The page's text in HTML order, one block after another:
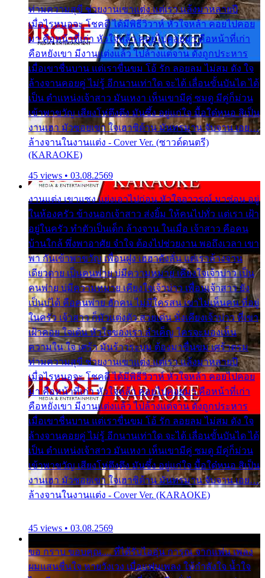
ท่ามความสุขี ช่วยงานเขาแต่ง แต่เรา แล้งมาหลายปี
เมื่อไรหนอจะ โชคดี ได้มีพิธีวิวาห์ หัวใจหล้า คอยไปคอย
มา คือหน้าที่เก่า หัวใจหล้า คอยไปคอยมา คือหน้าที่เก่า
คือหยังเขา มีงานแต่งแล้ว ไปล้างแต่จาน ดั่งถูกประหาร
เมื่อเขาชื่นบาน แต่เราขื่นขม โอ้ รัก ลอยลม ไม่สม ดัง ใจ
ล้างจานคอยคู่ ไม่รู้ อีกนานเท่าใด จะได้ เลื่อนขั้นบันได ได้
เป็น ตำแหน่งเจ้าสาว มันเหงา เห็นเขามีคู่ ซมดู มีคู่ก็ม่วน
เข้าพาขวัญ เสียงโห่ตึงตึง มันซึ้ง อยู่แก่ใจ มื้อใด๋หนอ สิเป็น
งานเฮา มัวซอยเขา ใจเฮาซิด้าน มันทรมาน จับจาน เอย…
ล้างจานในงานแต่ง - Cover Ver. (ซาวด์ดนตรี)
(KARAOKE)
45 views • 03.08.2569
งานแต่ง เขาแซง แย่งเอาไปก่อน หัวใจอาวรณ์ มาซ่อน อยู่
ในห้องครัว ข้างนอกเจ้าสาว ส่งยิ้ม ให้คนไปทั่ว แต่เรา เฝ้า
อยู่ในครัว ทำตัวเป็นเด็ก ล้างจาน ในเมื่อ เจ้าสาว คือคน
บ้านใกล้ พึ่งพาอาศัย จำใจ ต้องไปช่วยงาน พอถึงเวลา เขา
พา กันเข้าพาขวัญ เพื่อนฝูง เฮฮาดังลั่น แต่เราล้างจาน
เดียวดาย เป็นคนพ่าย บ่มีความหมาย เคียงใจเจ้าบ่าว เป็น
คนพ่าย บ่มีความหมาย เคียงใจเจ้าบ่าว เพื่อนเจ้าสาว ยัง
เป็นบ่ได้ คือคนพ่าย ฮักคน ไม่มีใครสน เขาไม่เห็นคน ที่อยู่
ในครัว เจ้าสาว ก็มัวแต่งตัว สวยเด่น นั่งเคียงเจ้าบ่าว ที่เขา
เฝ้าคอย ใจเต้น หัวใจของเรา ลำเค็ญ ใครจะมองเห็น
ความใน ใจ เศร้า มันร้าวระบม ต้องมาขื่นขม เศร้าตรม
ท่ามความสุขี ช่วยงานเขาแต่ง แต่เรา แล้งมาหลายปี
เมื่อไรหนอจะ โชคดี ได้มีพิธีวิวาห์ หัวใจหล้า คอยไปคอย
มา คือหน้าที่เก่า หัวใจหล้า คอยไปคอยมา คือหน้าที่เก่า
คือหยังเขา มีงานแต่งแล้ว ไปล้างแต่จาน ดั่งถูกประหาร
เมื่อเขาชื่นบาน แต่เราขื่นขม โอ้ รัก ลอยลม ไม่สม ดัง ใจ
ล้างจานคอยคู่ ไม่รู้ อีกนานเท่าใด จะได้ เลื่อนขั้นบันได ได้
เป็น ตำแหน่งเจ้าสาว มันเหงา เห็นเขามีคู่ ซมดู มีคู่ก็ม่วน
เข้าพาขวัญ เสียงโห่ตึงตึง มันซึ้ง อยู่แก่ใจ มื้อใด๋หนอ สิเป็น
งานเฮา มัวซอยเขา ใจเฮาซิด้าน มันทรมาน จับจาน เอย…
ล้างจานในงานแต่ง - Cover Ver. (KARAOKE)
45 views • 03.08.2569
ขอ กราบ ขอบคุณ.... ที่ได้รับไออุ่น การุณ จากแฟน เพลง
ผมแสนชื่นใจ หายวังเวง เมื่อแฟนเพลง ให้กำลังใจ น้ำใจ